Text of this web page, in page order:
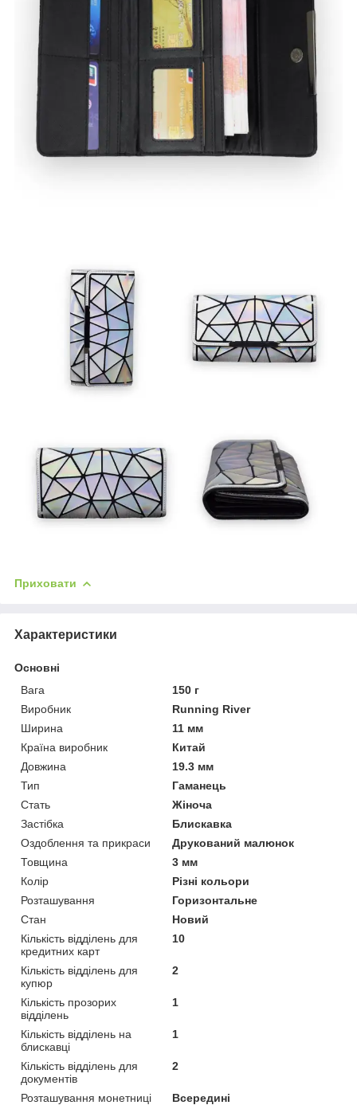
Приховати
Характеристики
Основні
Вага
150 г
Виробник
Running River
Ширина
11 мм
Країна виробник
Китай
Довжина
19.3 мм
Тип
Гаманець
Стать
Жіноча
Застібка
Блискавка
Оздоблення та прикраси
Друкований малюнок
Товщина
3 мм
Колір
Різні кольори
Розташування
Горизонтальне
Стан
Новий
Кількість відділень для
кредитних карт
10
Кількість відділень для
купюр
2
Кількість прозорих
відділень
1
Кількість відділень на
блискавці
1
Кількість відділень для
документів
2
Розташування монетниці Всередині